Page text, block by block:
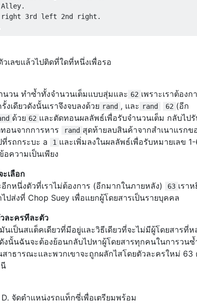
Alley.
right 3rd left 2nd right.
1st left.
is waiting at
right 2nd left.
right 1st left.
Park.
left.
3rd left.
เลขแล้วไปติดที่ใดที่หนึ่งเพื่อรอ
นวน ทำซ้ำทั้งจำนวนเต็มแบบสุ่มและ 62 เพราะเราต้องก
เดียวดังนั้นเราจึงจบลงด้วย rand , และ rand 62 (อีก
ด้วย 62 และตัดทอนผลลัพธ์เพื่อรับจำนวนเต็ม กลับไปรั
อนจากการหาร rand สุดท้ายลบสินค้าจากสำเนาแรกข
ที่รถกระบะ a
1 และเพิ่มลงในผลลัพธ์เพื่อรับหมายเลข
ความเป็นเพียง
เลือก
หนึ่งตัวที่เราไม่ต้องการ (อีกมากในภายหลัง)
63 เรา
ส่งที่ Chop Suey เพื่อแยกผู้โดยสารเป็นรายบุคคล
ละครทีละตัว
เป็นสแต็คเดียวที่มีอยู่และวิธีเดียวที่จะไม่มีผู้โดยสารที่ห
งนั้นฉันจะต้องย้อนกลับไปหาผู้โดยสารทุกคนในการวนซ้
าธารณะและพวกเขาจะถูกผลักไสโดยตัวละครใหม่ 63
จัดตำแหน่งรถแท็กซี่เพื่อเตรียมพร้อม